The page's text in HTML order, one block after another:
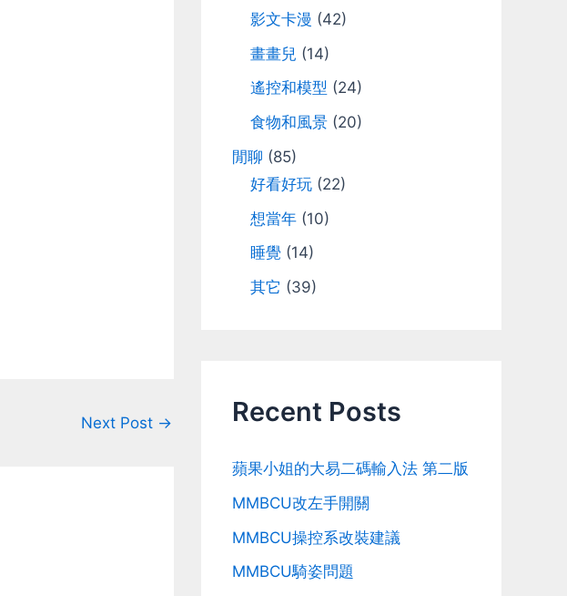
Next Post →
影文卡漫 (42)
畫畫兒 (14)
遙控和模型 (24)
食物和風景 (20)
閒聊 (85)
好看好玩 (22)
想當年 (10)
睡覺 (14)
其它 (39)
Recent Posts
蘋果小姐的大易二碼輸入法 第二版
MMBCU改左手開關
MMBCU操控系改裝建議
MMBCU騎姿問題